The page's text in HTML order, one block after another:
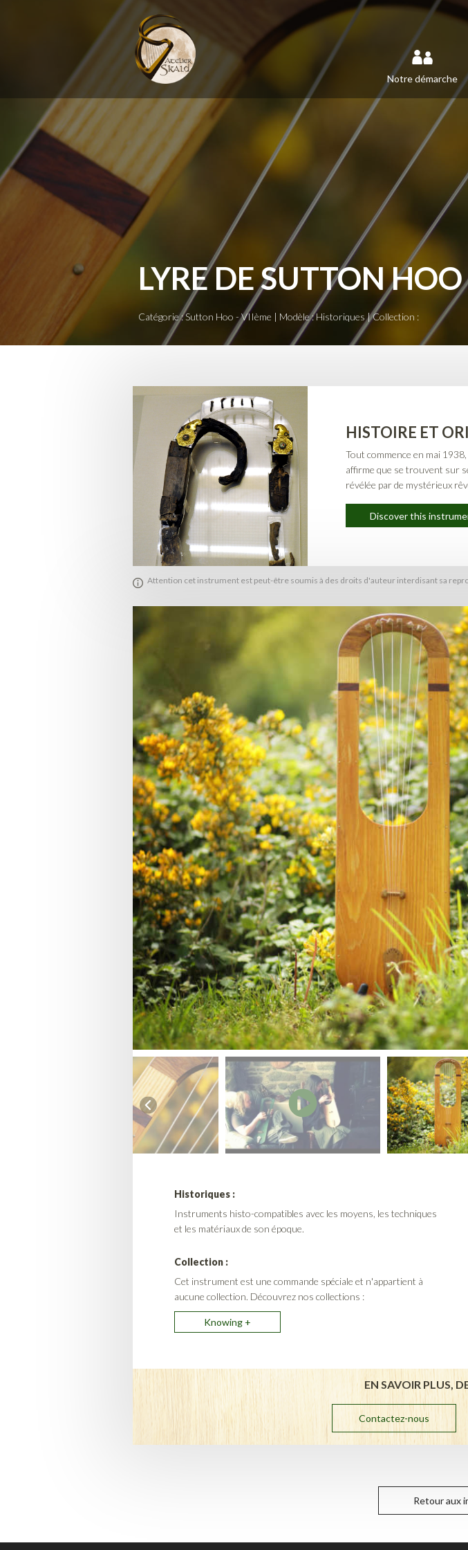
Notre démarche
LYRE DE SUTTON HOO
Catégorie : Sutton Hoo - VIIème | Modèle : Historiques |Collection :
HISTOIRE ET
Tout commence en mai
affirme que se trouvent sur
révélée par de mystérieux
Discover this
Attention cet instrument est peut-être soumis à des droits d'auteur interdisant sa
Historiques :
Instruments histo-compatibles avec les moyens, les techniques
et les matériaux de son époque.
Collection :
Cet instrument est une commande spéciale et n'appartient à
aucune collection. Découvrez nos collections :
Knowing +
EN SAVOIR PLUS,
Contactez-nous
Retour aux